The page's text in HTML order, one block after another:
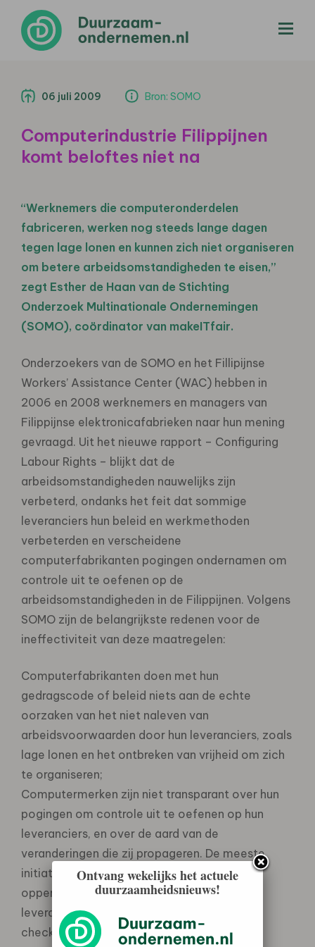
06 juli 2009 Bron: SOMO
Computerindustrie Filippijnen
komt beloftes niet na
“Werknemers die computeronderdelen
fabriceren, werken nog steeds lange dagen
tegen lage lonen en kunnen zich niet organiseren
om betere arbeidsomstandigheden te eisen,”
zegt Esther de Haan van de Stichting
Onderzoek Multinationale Ondernemingen
(SOMO), coördinator van makeITfair.
Onderzoekers van de SOMO en het Fillipijnse
Workers’ Assistance Center (WAC) hebben in
2006 en 2008 werknemers en managers van
Filippijnse elektronicafabrieken naar hun mening
gevraagd. Uit het nieuwe rapport – Configuring
Labour Rights – blijkt dat de
arbeidsomstandigheden nauwelijks zijn
verbeterd, ondanks het feit dat sommige
leveranciers hun beleid en werkmethoden
verbeterden en verscheidene
computerfabrikanten pogingen ondernamen om
controle uit te oefenen op de
arbeidsomstandigheden in de Filippijnen. Volgens
SOMO zijn de belangrijkste redenen voor de
ineffectiviteit van deze maatregelen:
Computerfabrikanten doen met hun
gedragscode of beleid niets aan de echte
oorzaken van het niet naleven van
arbeidsvoorwaarden door hun leveranciers, zoals
lage lonen en het ontbreken van vrijheid om zich
te organiseren;
Computermerken zijn niet transparant over hun
pogingen om controle uit te oefenen op hun
leveranciers, en over de aard van de
veranderingen die zij propageren. De meeste
initiatieven van computermerken zijn
oppervlakkig, raken alleen de eerstelijns
leveranciers en zijn gebaseerd op
checklistcontroles. De computermerken
Ontvang wekelijks het actuele
duurzaamheidsnieuws!